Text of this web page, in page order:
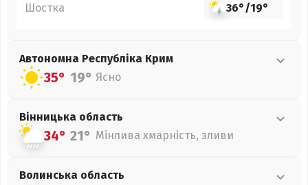
Шостка 36°/19°
Автономна Республіка Крим
35° 19° Ясно
Вінницька область
34° 21° Мінлива хмарність, зливи
Волинська область